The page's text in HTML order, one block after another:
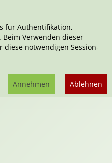
für Authentifikation,
Beim Verwenden dieser
diese notwendigen Session-
Ablehnen
Annehmen